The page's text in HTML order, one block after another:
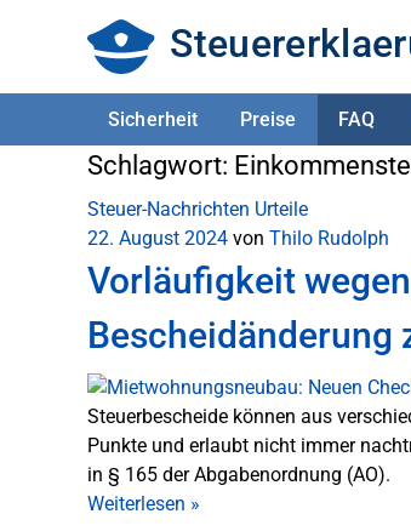
Sicherheit Preise FAQ
Schlagwort:
Steuer-Nachrichten Urteile
22. August 2024 von Thilo Rudolph
Vorläufigkeit
Bescheidänderung
Steuerbescheide können aus
Punkte und erlaubt nicht immer
in § 165 der Abgabenordnung (AO).
Weiterlesen »